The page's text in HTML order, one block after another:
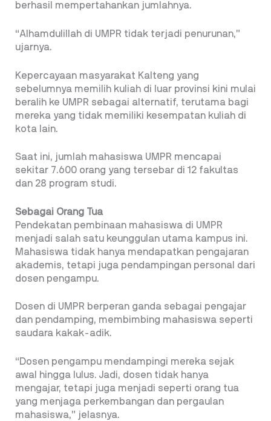
berhasil mempertahankan jumlahnya.
“Alhamdulillah di UMPR tidak terjadi penurunan,”
ujarnya.
Kepercayaan masyarakat Kalteng yang
sebelumnya memilih kuliah di luar provinsi kini mulai
beralih ke UMPR sebagai alternatif, terutama bagi
mereka yang tidak memiliki kesempatan kuliah di
kota lain.
Saat ini, jumlah mahasiswa UMPR mencapai
sekitar 7.600 orang yang tersebar di 12 fakultas
dan 28 program studi.
Sebagai Orang Tua
Pendekatan pembinaan mahasiswa di UMPR
menjadi salah satu keunggulan utama kampus ini.
Mahasiswa tidak hanya mendapatkan pengajaran
akademis, tetapi juga pendampingan personal dari
dosen pengampu.
Dosen di UMPR berperan ganda sebagai pengajar
dan pendamping, membimbing mahasiswa seperti
saudara kakak-adik.
“Dosen pengampu mendampingi mereka sejak
awal hingga lulus. Jadi, dosen tidak hanya
mengajar, tetapi juga menjadi seperti orang tua
yang menjaga perkembangan dan pergaulan
mahasiswa,” jelasnya.